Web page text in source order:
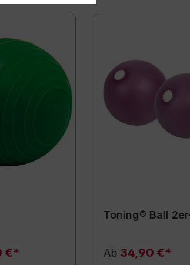
€*
Toning® Ball
Ab 34,90 €*